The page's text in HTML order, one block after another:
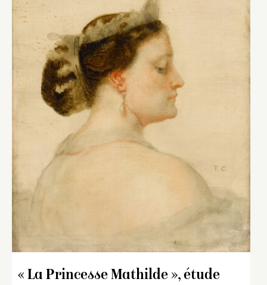
« La Princesse Mathilde », étude